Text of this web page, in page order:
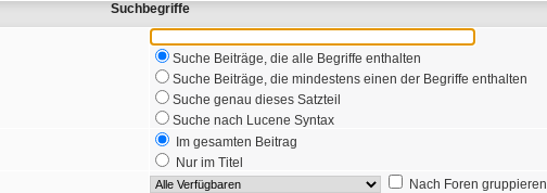
Suchbegriffe
Suche Beiträge, die alle Begriffe enthalten
Suche Beiträge, die mindestens einen der Begriffe enthalten
Suche genau dieses Satzteil
Suche nach Lucene Syntax
Im gesamten Beitrag
Nur im Titel
Nach Foren gruppieren